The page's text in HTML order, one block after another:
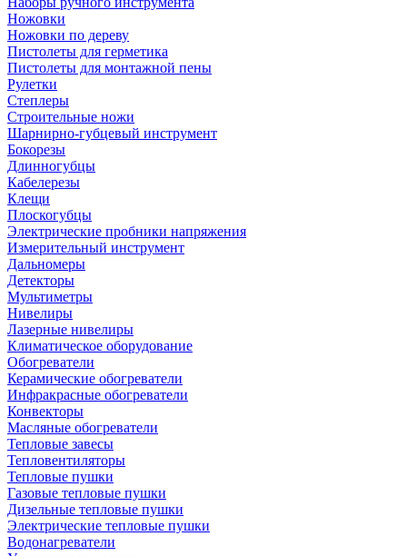
Ножовки
Ножовки по дереву
Пистолеты для герметика
Пистолеты для монтажной пены
Рулетки
Степлеры
Строительные ножи
Шарнирно-губцевый инструмент
Бокорезы
Длинногубцы
Кабелерезы
Клещи
Плоскогубцы
Электрические пробники напряжения
Измерительный инструмент
Дальномеры
Детекторы
Мультиметры
Нивелиры
Лазерные нивелиры
Климатическое оборудование
Обогреватели
Керамические обогреватели
Инфракрасные обогреватели
Конвекторы
Масляные обогреватели
Тепловые завесы
Тепловентиляторы
Тепловые пушки
Газовые тепловые пушки
Дизельные тепловые пушки
Электрические тепловые пушки
Водонагреватели